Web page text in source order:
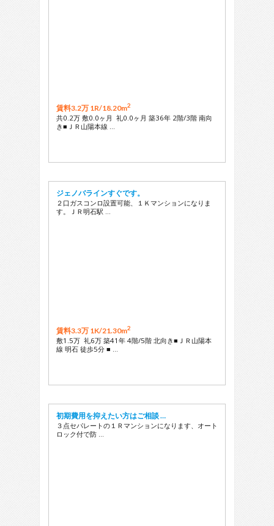
賃料3.2万 1R/18.20m2
共0.2万 敷0.0ヶ月 礼0.0ヶ月 築36年 2階/3階 南向
き■ＪＲ山陽本線 …
ジェノバラインすぐです。
２口ガスコンロ設置可能、１Ｋマンションになりま
す。ＪＲ明石駅 …
賃料3.3万 1K/21.30m2
敷1.5万 礼6万 築41年 4階/5階 北向き■ＪＲ山陽本
線 明石 徒歩5分 ■ …
初期費用を抑えたい方はご相談 …
３点セパレートの１Ｒマンションになります、オート
ロック付で防 …